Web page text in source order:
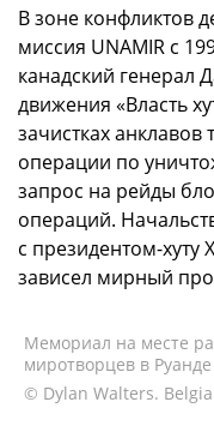
В зоне конфликтов
миссия UNAMIR c
канадский генерал
движения «Власть
зачистках анклавов
операции по
запрос на рейды
операций.
с президентом-хуту
зависел мирный
Мемориал на месте
миротворцев в
© Dylan Walters.